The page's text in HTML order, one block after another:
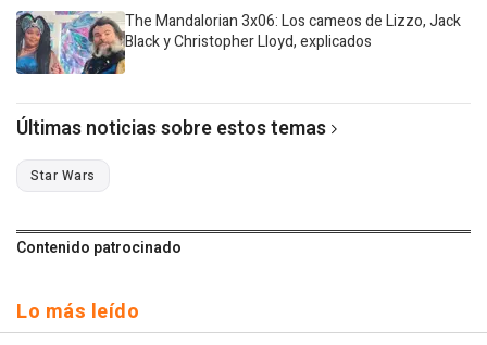
The Mandalorian 3x06: Los cameos de Lizzo, Jack
Black y Christopher Lloyd, explicados
Últimas noticias sobre estos temas
Star Wars
Contenido patrocinado
Lo más leído